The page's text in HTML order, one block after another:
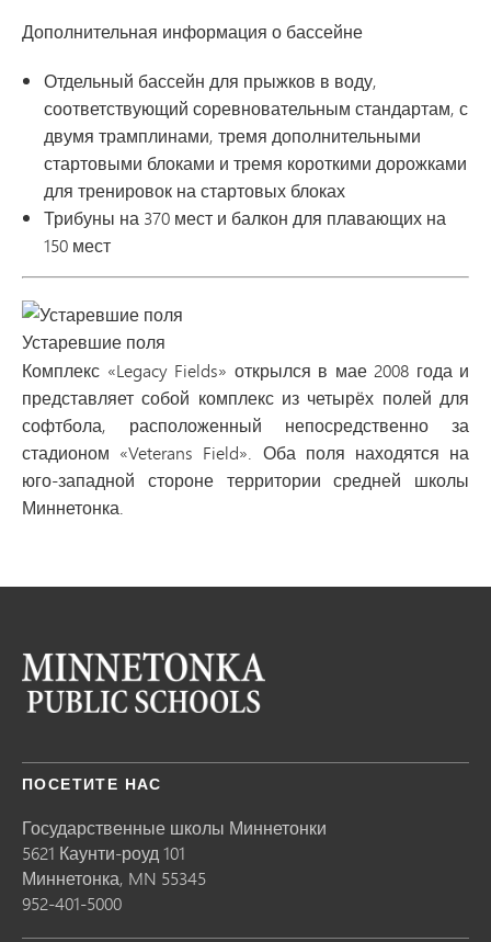
Дополнительная информация о бассейне
Отдельный бассейн для прыжков в воду,
соответствующий соревновательным стандартам, с
двумя трамплинами, тремя дополнительными
стартовыми блоками и тремя короткими дорожками
для тренировок на стартовых блоках
Трибуны на 370 мест и балкон для плавающих на
150 мест
Устаревшие поля
Комплекс «Legacy Fields» открылся в мае 2008 года и
представляет собой комплекс из четырёх полей для
софтбола, расположенный непосредственно за
стадионом «Veterans Field». Оба поля находятся на
юго-западной стороне территории средней школы
Миннетонка.
ПОСЕТИТЕ НАС
Государственные школы Миннетонки
5621 Каунти-роуд 101
Миннетонка, MN 55345
952-401-5000